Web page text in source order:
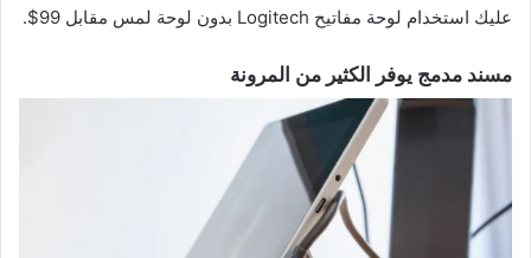
عليك استخدام لوحة مفاتيح Logitech بدون لوحة لمس مقابل 99$.
مسند مدمج يوفر الكثير من المرونة